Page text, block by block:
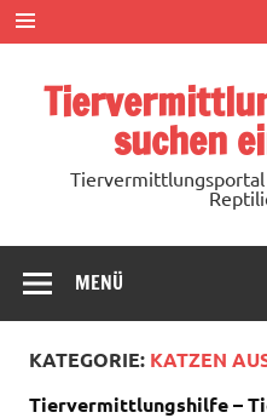
Zum
Inhalt
springen
suchen
Tiervermittlungsportal
MENÜ
KATEGORIE: KATZEN
Tiervermittlungshilfe –